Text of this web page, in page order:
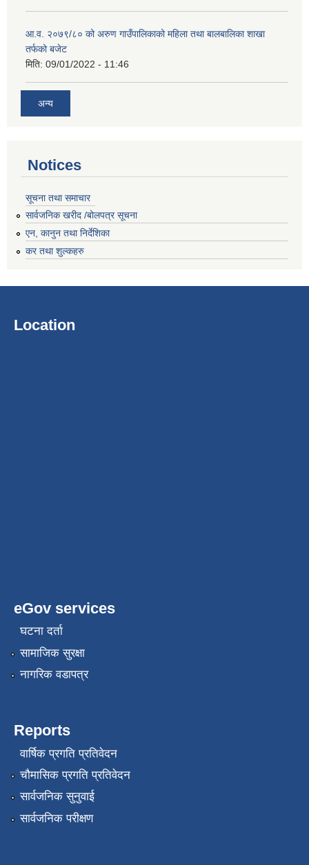
आ.व. २०७९/८० को अरुण गाउँपालिकाको महिला तथा बालबालिका शाखा
तर्फको बजेट
मिति: 09/01/2022 - 11:46
अन्य
Notices
सूचना तथा समाचार
सार्वजनिक खरीद /बोलपत्र सूचना
एन, कानुन तथा निर्देशिका
कर तथा शुल्कहरु
Location
eGov services
घटना दर्ता
सामाजिक सुरक्षा
नागरिक वडापत्र
Reports
वार्षिक प्रगति प्रतिवेदन
चौमासिक प्रगति प्रतिवेदन
सार्वजनिक सुनुवाई
सार्वजनिक परीक्षण